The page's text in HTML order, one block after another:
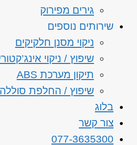
גירים מפירוק
שירותים נוספים
ניקוי מסנן חלקיקים
שיפוץ / ניקוי
תיקון מערכת ABS
שיפוץ / החלפת סוללה
בלוג
צור קשר
077-3635300